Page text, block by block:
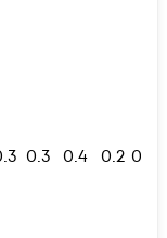
0.3 0.4 0.2 0.2